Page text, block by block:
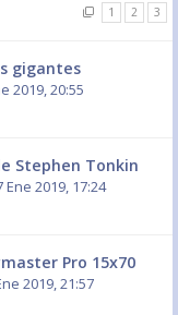
1 2 3
gigantes
2019, 20:55
Stephen Tonkin
Ene 2019, 17:24
Pro 15x70
2019, 21:57